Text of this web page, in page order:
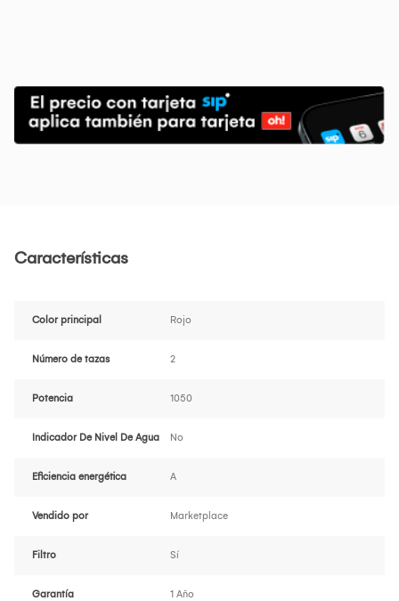
Características
Color principal Rojo
Número de tazas 2
Potencia 1050
Indicador De Nivel De Agua No
Eficiencia energética A
Vendido por Marketplace
Filtro Sí
Garantía 1 Año